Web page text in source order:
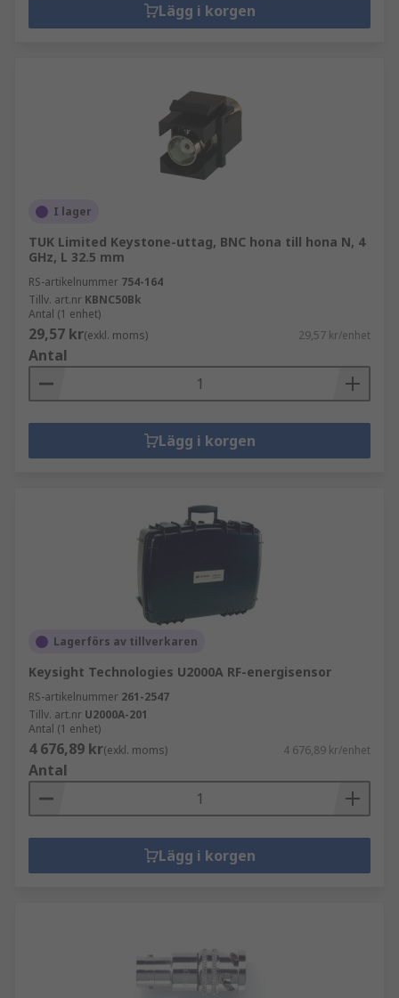
Lägg i korgen
I lager
TUK Limited Keystone-uttag, BNC hona till hona N, 4
GHz, L 32.5 mm
RS-artikelnummer 754-164
Tillv. art.nr KBNC50Bk
Antal (1 enhet)
29,57 kr(exkl. moms) 29,57 kr/enhet
Antal
Lägg i korgen
Lagerförs av tillverkaren
Keysight Technologies U2000A RF-energisensor
RS-artikelnummer 261-2547
Tillv. art.nr U2000A-201
Antal (1 enhet)
4 676,89 kr(exkl. moms) 4 676,89 kr/enhet
Antal
Lägg i korgen